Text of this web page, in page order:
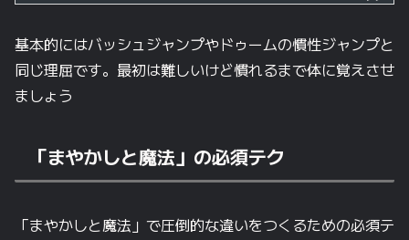
基本的にはバッシュジャンプやドゥームの慣性ジャンプと
同じ理屈です。最初は難しいけど慣れるまで体に覚えさせ
ましょう
「まやかしと魔法」の必須テク
「まやかしと魔法」で圧倒的な違いをつくるための必須テ